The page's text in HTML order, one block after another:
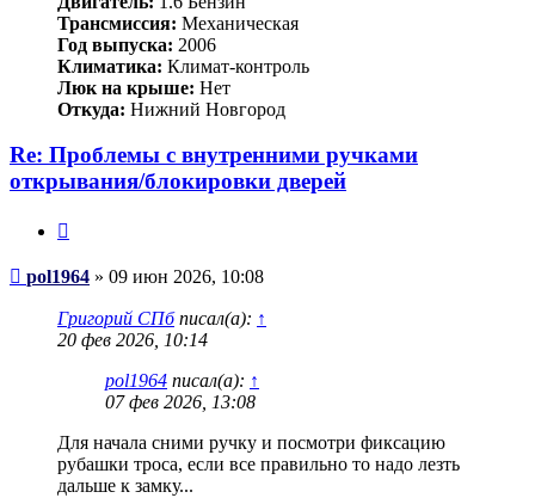
Трансмиссия: Механическая
Год выпуска: 2006
Климатика: Климат-контроль
Люк на крыше: Нет
Откуда: Нижний Новгород
Re: Проблемы с внутренними ручками
открывания/блокировки дверей
Сообщение
pol1964 » 09 июн 2026, 10:08
Григорий СПбписал(а): ↑
20 фев 2026, 10:14
pol1964 писал(а): ↑
07 фев 2026, 13:08
Для начала сними ручку и посмотри фиксацию
рубашки троса, если все правильно то надо лезть
дальше к замку...